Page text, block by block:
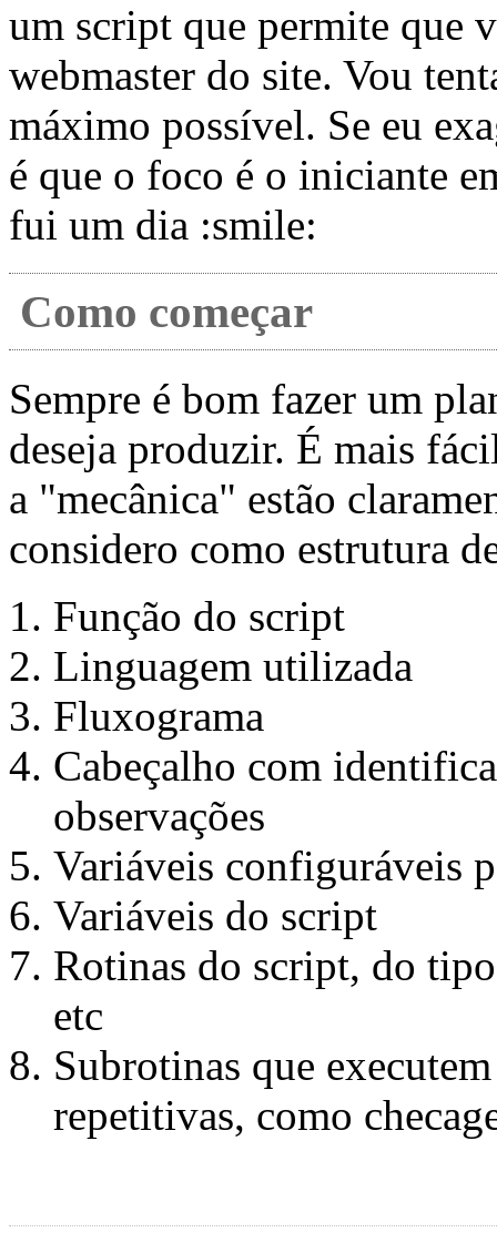
um script que permite que
webmaster do site. Vou
máximo possível. Se eu
é que o foco é o iniciante
fui um dia :smile:
Como começar
Sempre é bom fazer um
deseja produzir. É mais
a "mecânica" estão
considero como estrutura
Função do script
Linguagem utilizada
Fluxograma
Cabeçalho com
observações
Variáveis configuráveis
Variáveis do script
Rotinas do script, do
etc
Subrotinas que
repetitivas, como